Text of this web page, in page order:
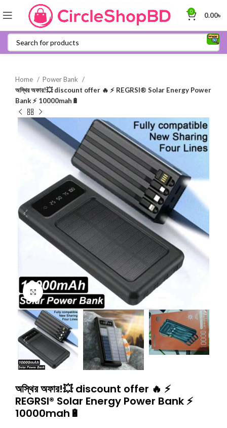
0 0.00৳
Home
Power Bank
অস্থির অফার!💥 discount offer 🔥 ⚡ REGRSI® Solar Energy Power
Bank ⚡ 10000mah🔋
Click to enlarge
অস্থির অফার!💥 discount offer 🔥 ⚡
REGRSI® Solar Energy Power Bank ⚡
10000mah🔋